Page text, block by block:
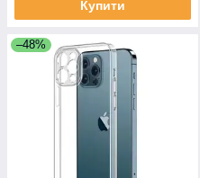
Купити
–48%